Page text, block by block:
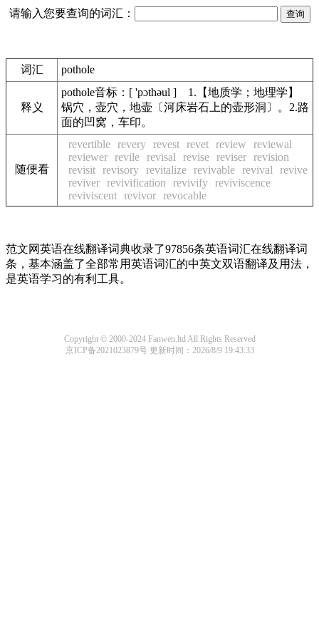
请输入您要查询的词汇：
词汇 pothole
释义
pothole音标：[ 'pɔthəul ] 1.【地质学；地理学】
锅穴，壶穴，地壶〔河床岩石上的壶形洞〕。2.路
面的凹窝，车印。
随便看
revertible revery revest revet review
reviewal
reviewer revile revisal revise reviser revision
revisit revisory revitalize revivable revival
revive
reviver revivification revivify reviviscence
reviviscent revivor revocable
范文网英语在线翻译词典收录了97856条英语词汇在线翻译词
条，基本涵盖了全部常用英语词汇的中英文双语翻译及用法，
是英语学习的有利工具。
Copyright © 2000-2024 Fanwen.ltd All Rights Reserved
京ICP备2021023879号更新时间：2026/8/9 19:43:33